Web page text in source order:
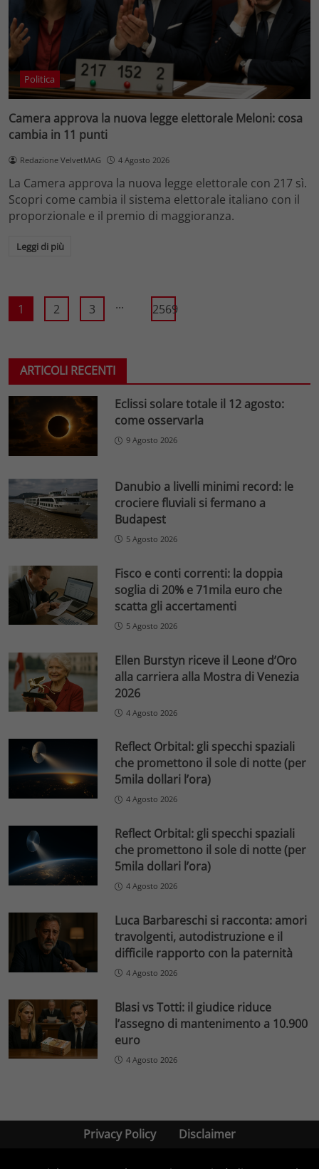
Politica
Camera approva la nuova legge elettorale Meloni: cosa
cambia in 11 punti
Redazione VelvetMAG 4 Agosto 2026
La Camera approva la nuova legge elettorale con 217 sì.
Scopri come cambia il sistema elettorale italiano con il
proporzionale e il premio di maggioranza.
Leggi di più
1 2 3 ... 2569
ARTICOLI RECENTI
Eclissi solare totale il 12 agosto:
come osservarla
9 Agosto 2026
Danubio a livelli minimi record: le
crociere fluviali si fermano a
Budapest
5 Agosto 2026
Fisco e conti correnti: la doppia
soglia di 20% e 71mila euro che
scatta gli accertamenti
5 Agosto 2026
Ellen Burstyn riceve il Leone d’Oro
alla carriera alla Mostra di Venezia
2026
4 Agosto 2026
Reflect Orbital: gli specchi spaziali
che promettono il sole di notte (per
5mila dollari l’ora)
4 Agosto 2026
Reflect Orbital: gli specchi spaziali
che promettono il sole di notte (per
5mila dollari l’ora)
4 Agosto 2026
Luca Barbareschi si racconta: amori
travolgenti, autodistruzione e il
difficile rapporto con la paternità
4 Agosto 2026
Blasi vs Totti: il giudice riduce
l’assegno di mantenimento a 10.900
euro
4 Agosto 2026
Privacy Policy Disclaimer